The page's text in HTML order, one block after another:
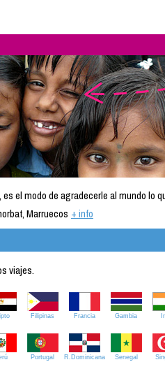
el modo de agradecerle al mundo lo
Marruecos + info
viajes.
Filipinas Francia Gambia
Portugal R.Dominicana Senegal